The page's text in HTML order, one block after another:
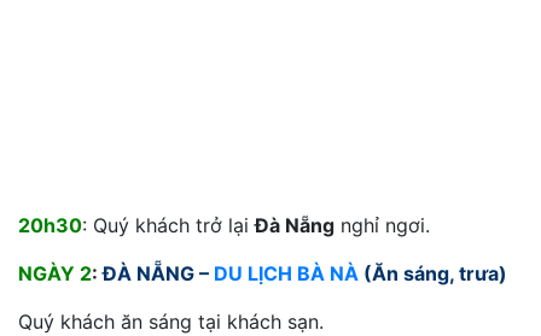
20h30: Quý khách trở lạiĐà Nẵng nghỉ ngơi.
NGÀY 2:ĐÀ NẴNG – DU LỊCH BÀ NÀ (Ăn sáng, trưa)
Quý khách ăn sáng tại khách sạn.